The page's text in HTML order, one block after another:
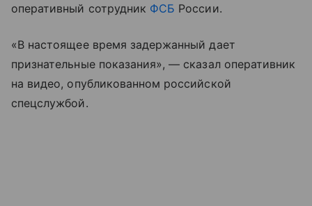
оперативный сотрудник ФСБ России.
«В настоящее время задержанный дает
признательные показания», — сказал оперативник
на видео, опубликованном российской
спецслужбой.